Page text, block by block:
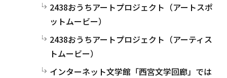
2438おうちアートプロジェクト（アートスポ
ットムービー）
2438おうちアートプロジェクト（アーティス
トムービー）
インターネット文学館「西宮文学回廊」では